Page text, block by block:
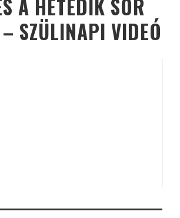
A HETEDIK SOR
– SZÜLINAPI VIDEÓ